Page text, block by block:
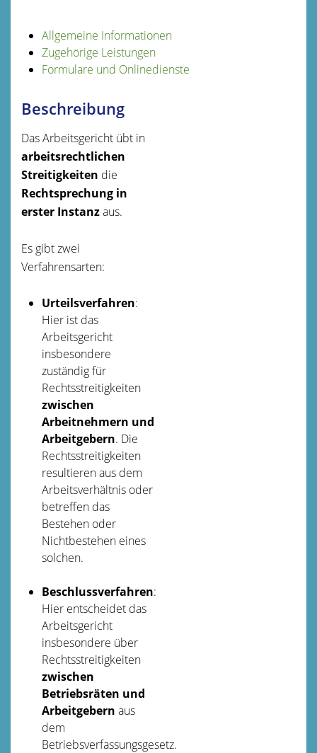
Allgemeine Informationen
Zugehörige Leistungen
Formulare und Onlinedienste
Beschreibung
Das Arbeitsgericht übt in
arbeitsrechtlichen
Streitigkeiten die
Rechtsprechung in
erster Instanzaus.
Es gibt zwei
Verfahrensarten:
Urteilsverfahren:
Hier ist das
Arbeitsgericht
insbesondere
zuständig für
Rechtsstreitigkeiten
zwischen
Arbeitnehmern und
Arbeitgebern. Die
Rechtsstreitigkeiten
resultieren aus dem
Arbeitsverhältnis oder
betreffen das
Bestehen oder
Nichtbestehen eines
solchen.
Beschlussverfahren:
Hier entscheidet das
Arbeitsgericht
insbesondere über
Rechtsstreitigkeiten
zwischen
Betriebsräten und
Arbeitgebern aus
dem
Betriebsverfassungsgesetz.